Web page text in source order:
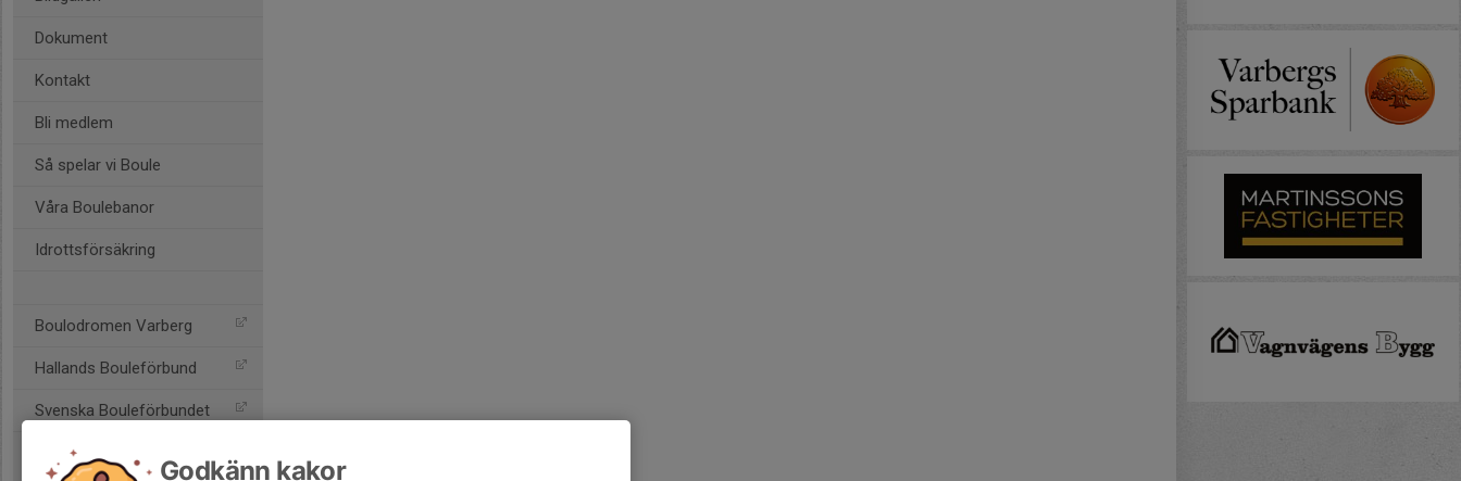
Dokument
Kontakt
Bli medlem
Så spelar vi Boule
Våra Boulebanor
Idrottsförsäkring
Boulodromen Varberg
Hallands Bouleförbund
Svenska Bouleförbundet
Godkänn kakor